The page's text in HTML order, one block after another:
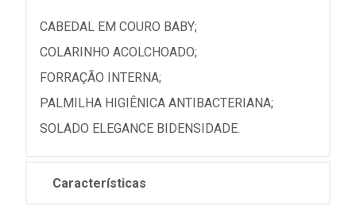
CABEDAL EM COURO BABY;
COLARINHO ACOLCHOADO;
FORRAÇÃO INTERNA;
PALMILHA HIGIÊNICA ANTIBACTERIANA;
SOLADO ELEGANCE BIDENSIDADE.
Características